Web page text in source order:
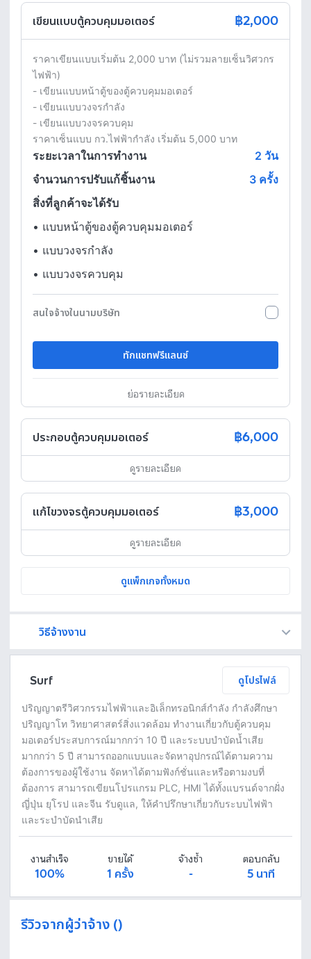
เขียนแบบตู้ควบคุมมอเตอร์ ฿2,000
ราคาเขียนแบบเริ่มต้น 2,000 บาท (ไม่รวมลายเซ็นวิศวกร
ไฟฟ้า)
- เขียนแบบหน้าตู้ของตู้ควบคุมมอเตอร์
- เขียนแบบวงจรกำลัง
- เขียนแบบวงจรควบคุม
ราคาเซ็นแบบ กว.ไฟฟ้ากำลัง เริ่มต้น 5,000 บาท
ระยะเวลาในการทำงาน 2 วัน
จำนวนการปรับแก้ชิ้นงาน
3 ครั้ง
สิ่งที่ลูกค้าจะได้รับ
• แบบหน้าตู้ของตู้ควบคุมมอเตอร์
• แบบวงจรกำลัง
• แบบวงจรควบคุม
สนใจจ้างในนามบริษัท
ทักแชทฟรีแลนซ์
ย่อรายละเอียด
ประกอบตู้ควบคุมมอเตอร์ ฿6,000
ดูรายละเอียด
แก้ไขวงจรตู้ควบคุมมอเตอร์ ฿3,000
ดูรายละเอียด
ดูแพ็กเกจทั้งหมด
วิธีจ้างงาน
Surf ดูโปรไฟล์
ปริญญาตรีวิศวกรรมไฟฟ้าและอิเล็กทรอนิกส์กำลัง กำลังศึกษา
ปริญญาโท วิทยาศาสตร์สิ่งแวดล้อม ทำงานเกี่ยวกับตู้ควบคุม
มอเตอร์ประสบการณ์มากกว่า 10 ปี และระบบบำบัดน้ำเสีย
มากกว่า 5 ปี สามารถออกแบบและจัดหาอุปกรณ์ได้ตามความ
ต้องการของผู้ใช้งาน จัดหาได้ตามฟังก์ชั่นและหรือตามงบที่
ต้องการ สามารถเขียนโปรแกรม PLC, HMI ได้ทั้งแบรนด์จากฝั่ง
ญี่ปุ่น ยุโรป และจีน รับดูแล, ให้คำปรึกษาเกี่ยวกับระบบไฟฟ้า
และระบำบัดนำเสีย
งานสำเร็จ
100%
ขายได้
1 ครั้ง
จ้างซ้ำ
-
ตอบกลับ
5 นาที
รีวิวจากผู้ว่าจ้าง ()